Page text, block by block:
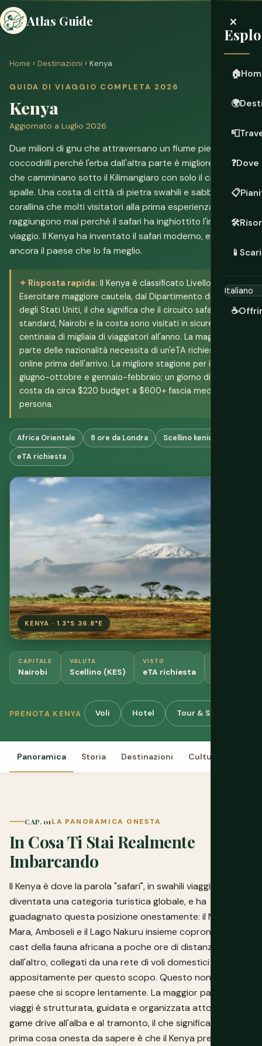
Atlas Guide ×
🏠
🌍
📮
❓Dove
📋
🛠️
📱
☕
Home › Destinazioni › Kenya
GUIDA DI VIAGGIO COMPLETA 2026
Kenya
Aggiornato a Luglio 2026
Due milioni di gnu che attraversano un fiume pieno di
coccodrilli perché l'erba dall'altra parte è migliore. Elefanti
che camminano sotto il Kilimangiaro con solo il cielo alle
spalle. Una costa di città di pietra swahili e sabbia bianca
corallina che molti visitatori alla prima esperienza non
raggiungono mai perché il safari ha inghiottito l'intero
viaggio. Il Kenya ha inventato il safari moderno, ed è
ancora il paese che lo fa meglio.
Risposta rapida: Il Kenya è classificato Livello 2,
Esercitare maggiore cautela, dal Dipartimento di Stato
degli Stati Uniti, il che significa che il circuito safari
standard, Nairobi e la costa sono visitati in sicurezza da
centinaia di migliaia di viaggiatori all'anno. La maggior
parte delle nazionalità necessita di un'eTA richiesta
online prima dell'arrivo. La migliore stagione per il safari è
giugno-ottobre e gennaio-febbraio; un giorno di safari
costa da circa $220 budget a $600+ fascia media a
persona.
Africa Orientale 8 ore da Londra
Scellino keniota (KES)
eTA richiesta
KENYA · 1.3°S 36.8°E
CAPITALE
Nairobi
VALUTA
Scellino (KES)
VISTO
eTA richiesta
PRENOTA KENYA Voli Hotel Tour & Safari
Panoramica Storia Destinazioni Cultura
CAP. 01LA PANORAMICA ONESTA
In Cosa Ti Stai Realmente
Imbarcando
Il Kenya è dove la parola "safari", in swahili viaggio, è
diventata una categoria turistica globale, e ha
guadagnato questa posizione onestamente: il Maasai
Mara, Amboseli e il Lago Nakuru insieme coprono l'intero
cast della fauna africana a poche ore di distanza l'uno
dall'altro, collegati da una rete di voli domestici costruita
appositamente per questo scopo. Questo non è un
paese che si scopre lentamente. La maggior parte dei
viaggi è strutturata, guidata e organizzata attorno a
game drive all'alba e al tramonto, il che significa che la
prima cosa onesta da sapere è che il Kenya premia un